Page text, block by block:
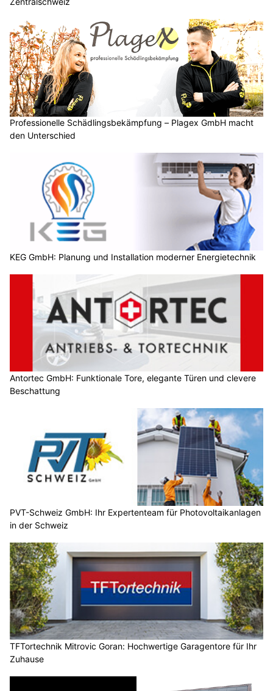
Professionelle Schädlingsbekämpfung – Plagex GmbH macht
den Unterschied
KEG GmbH: Planung und Installation moderner Energietechnik
Antortec GmbH: Funktionale Tore, elegante Türen und clevere
Beschattung
PVT-Schweiz GmbH: Ihr Expertenteam für Photovoltaikanlagen
in der Schweiz
TFTortechnik Mitrovic Goran: Hochwertige Garagentore für Ihr
Zuhause